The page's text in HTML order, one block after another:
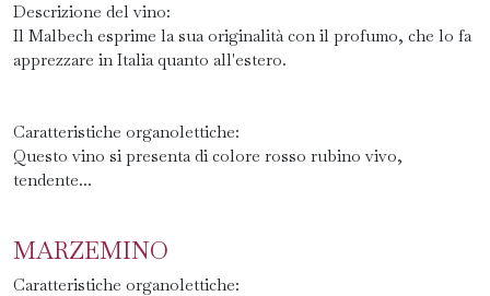
Descrizione del vino:
Il Malbech esprime la sua originalità con il profumo, che lo fa
apprezzare in Italia quanto all'estero.
Caratteristiche organolettiche:
Questo vino si presenta di colore rosso rubino vivo,
tendente...
MARZEMINO
Caratteristiche organolettiche: